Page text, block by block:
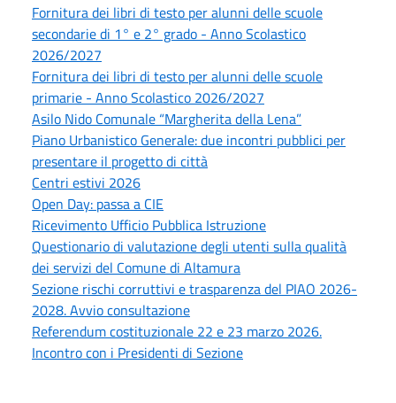
Fornitura dei libri di testo per alunni delle scuole
secondarie di 1° e 2° grado - Anno Scolastico
2026/2027
Fornitura dei libri di testo per alunni delle scuole
primarie - Anno Scolastico 2026/2027
Asilo Nido Comunale “Margherita della Lena”
Piano Urbanistico Generale: due incontri pubblici per
presentare il progetto di città
Centri estivi 2026
Open Day: passa a CIE
Ricevimento Ufficio Pubblica Istruzione
Questionario di valutazione degli utenti sulla qualità
dei servizi del Comune di Altamura
Sezione rischi corruttivi e trasparenza del PIAO 2026-
2028. Avvio consultazione
Referendum costituzionale 22 e 23 marzo 2026.
Incontro con i Presidenti di Sezione